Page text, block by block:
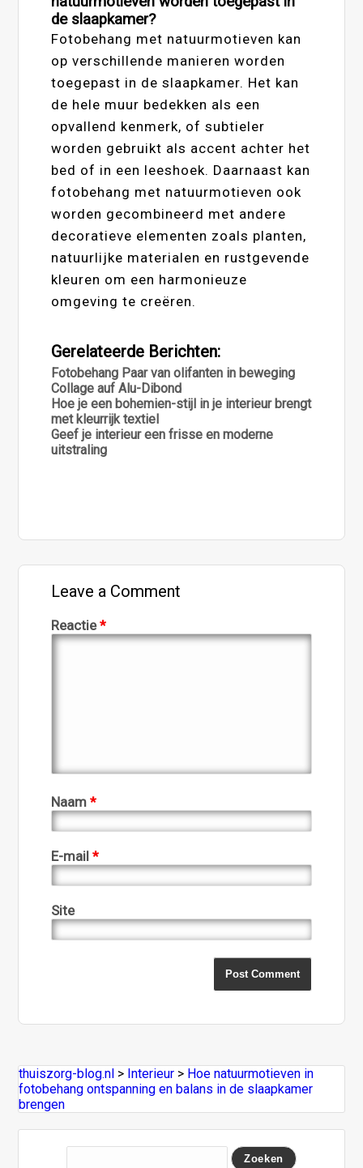
de slaapkamer?
Fotobehang met natuurmotieven kan
op verschillende manieren worden
toegepast in de slaapkamer. Het kan
de hele muur bedekken als een
opvallend kenmerk, of subtieler
worden gebruikt als accent achter het
bed of in een leeshoek. Daarnaast kan
fotobehang met natuurmotieven ook
worden gecombineerd met andere
decoratieve elementen zoals planten,
natuurlijke materialen en rustgevende
kleuren om een harmonieuze
omgeving te creëren.
Gerelateerde Berichten:
Fotobehang Paar van olifanten in beweging
Collage auf Alu-Dibond
Hoe je een bohemien-stijl in je interieur brengt
met kleurrijk textiel
Geef je interieur een frisse en moderne
uitstraling
Leave a Comment
Reactie*
Naam*
E-mail*
Site
thuiszorg-blog.nl > Interieur > Hoe natuurmotieven in
fotobehang ontspanning en balans in de slaapkamer
brengen